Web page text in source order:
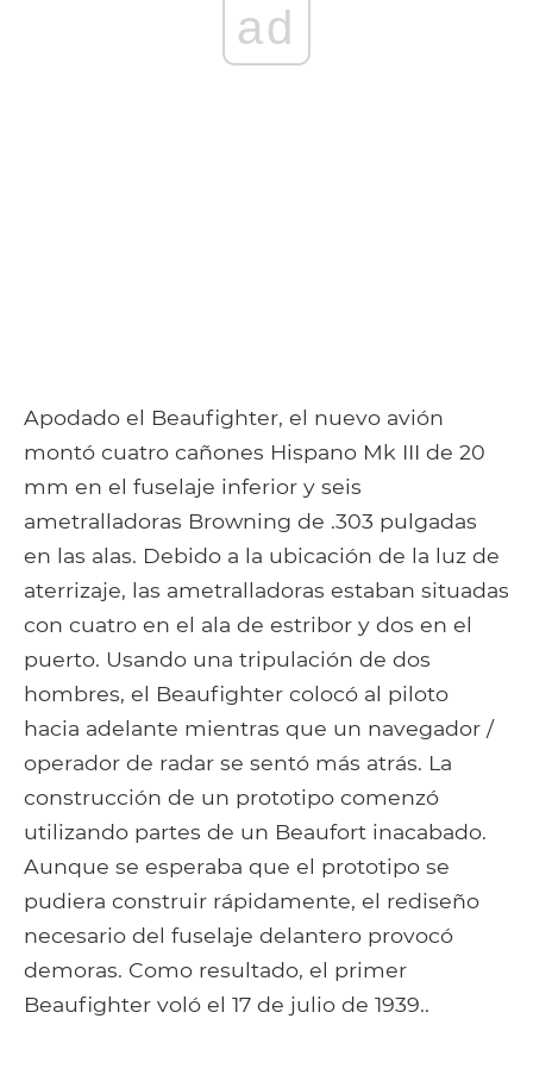
ad
Apodado el Beaufighter, el nuevo avión
montó cuatro cañones Hispano Mk III de 20
mm en el fuselaje inferior y seis
ametralladoras Browning de .303 pulgadas
en las alas. Debido a la ubicación de la luz de
aterrizaje, las ametralladoras estaban situadas
con cuatro en el ala de estribor y dos en el
puerto. Usando una tripulación de dos
hombres, el Beaufighter colocó al piloto
hacia adelante mientras que un navegador /
operador de radar se sentó más atrás. La
construcción de un prototipo comenzó
utilizando partes de un Beaufort inacabado.
Aunque se esperaba que el prototipo se
pudiera construir rápidamente, el rediseño
necesario del fuselaje delantero provocó
demoras. Como resultado, el primer
Beaufighter voló el 17 de julio de 1939..